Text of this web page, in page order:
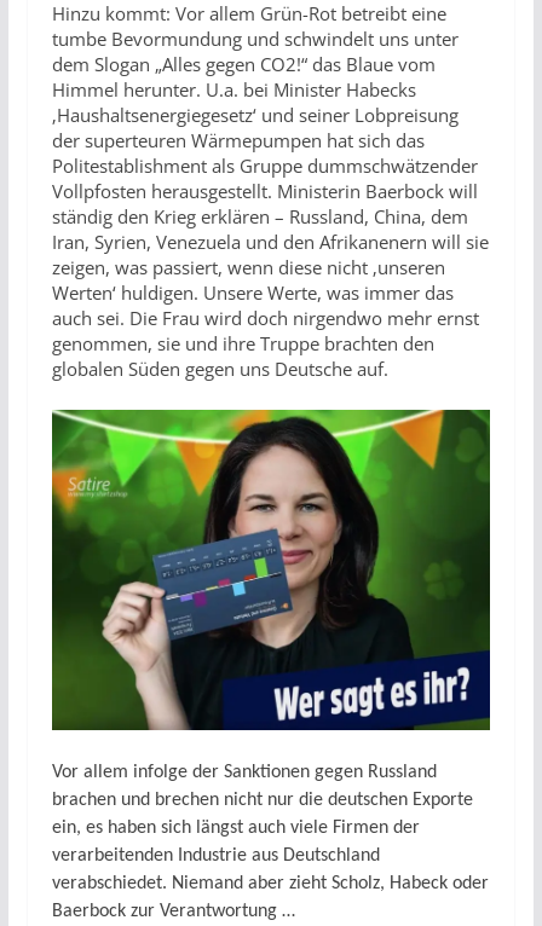
Hinzu kommt: Vor allem Grün-Rot betreibt eine
tumbe Bevormundung und schwindelt uns unter
dem Slogan „Alles gegen CO2!“ das Blaue vom
Himmel herunter. U.a. bei Minister Habecks
‚Haushaltsenergiegesetz‘ und seiner Lobpreisung
der superteuren Wärmepumpen hat sich das
Politestablishment als Gruppe dummschwätzender
Vollpfosten herausgestellt. Ministerin Baerbock will
ständig den Krieg erklären – Russland, China, dem
Iran, Syrien, Venezuela und den Afrikanenern will sie
zeigen, was passiert, wenn diese nicht ‚unseren
Werten‘ huldigen. Unsere Werte, was immer das
auch sei. Die Frau wird doch nirgendwo mehr ernst
genommen, sie und ihre Truppe brachten den
globalen Süden gegen uns Deutsche auf.
Vor allem infolge der Sanktionen gegen Russland
brachen und brechen nicht nur die deutschen Exporte
ein, es haben sich längst auch viele Firmen der
verarbeitenden Industrie aus Deutschland
verabschiedet. Niemand aber zieht Scholz, Habeck oder
Baerbock zur Verantwortung …